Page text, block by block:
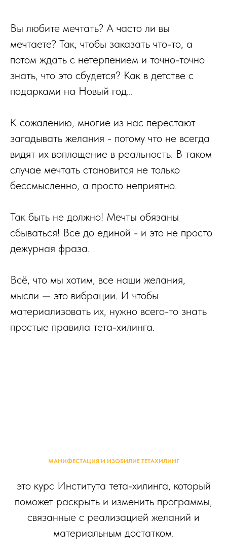
Вы любите мечтать? А часто ли вы
мечтаете? Так, чтобы заказать что-то, а
потом ждать с нетерпением и точно-точно
знать, что это сбудется? Как в детстве с
подарками на Новый год...
К сожалению, многие из нас перестают
загадывать желания - потому что не всегда
видят их воплощение в реальность. В таком
случае мечтать становится не только
бессмысленно, а просто неприятно.
Так быть не должно! Мечты обязаны
сбываться! Все до единой - и это не просто
дежурная фраза.
Всё, что мы хотим, все наши желания,
мысли — это вибрации. И чтобы
материализовать их, нужно всего-то знать
простые правила тета-хилинга.
МАНИФЕСТАЦИЯ И ИЗОБИЛИЕ ТЕТАХИЛИНГ
это курс Института тета-хилинга, который
поможет раскрыть и изменить программы,
связанные с реализацией желаний и
материальным достатком.